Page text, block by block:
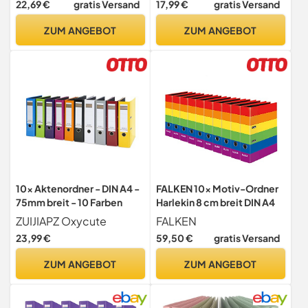
Schlitzordner Blauer Engel
Studium Büro HomeOffice
22,69 € gratis Versand
ZUM ANGEBOT
zertifiziert - grau
17,99 € gratis Versand
ZUM ANGEBOT
10x Aktenordner - DIN A4 -
75mm breit - 10 Farben
ZUIJIAPZ Oxycute
23,99 €
ZUM ANGEBOT
FALKEN 10x Motiv-Ordner
Harlekin 8 cm breit DIN A4
FALKEN
59,50 € gratis Versand
ZUM ANGEBOT